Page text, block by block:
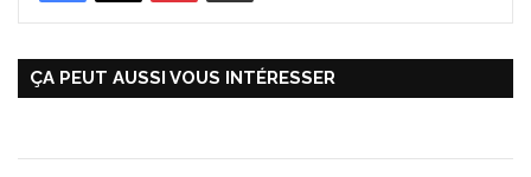
ÇA PEUT AUSSI VOUS INTÉRESSER